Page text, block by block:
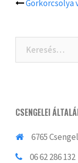
Post
Görkorcsolya
CSENGELEI
6765
06 62 286 132